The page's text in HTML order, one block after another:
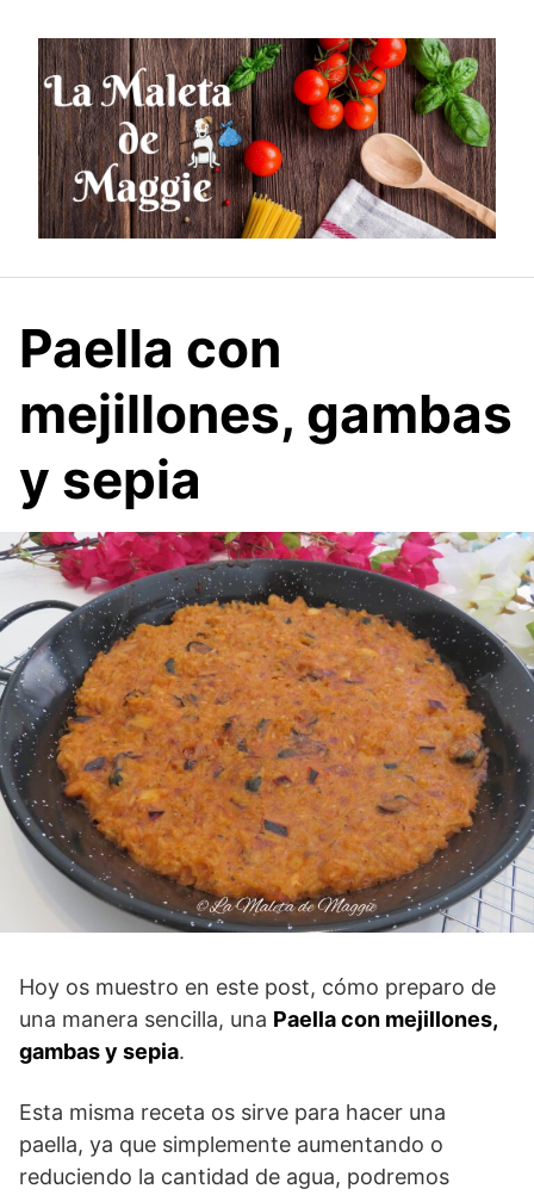
contenido
Paella con
mejillones, gambas
y sepia
Hoy os muestro en este post, cómo preparo de
una manera sencilla, una Paella con mejillones,
gambas y sepia.
Esta misma receta os sirve para hacer una
paella, ya que simplemente aumentando o
reduciendo la cantidad de agua, podremos